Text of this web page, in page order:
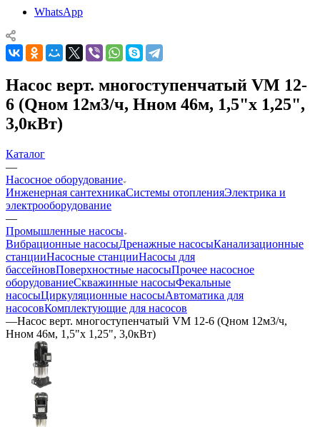
WhatsApp
Насос верт. многоступенчатый VM 12-
6 (Qном 12м3/ч, Нном 46м, 1,5"x 1,25",
3,0кВт)
Каталог
—
Насосное оборудование
Инженерная сантехникаСистемы отопленияЭлектрика и
электрооборудование
—
Промышленные насосы
Вибрационные насосыДренажные насосыКанализационные
станцииНасосные станцииНасосы для
бассейновПоверхностные насосыПрочее насосное
оборудованиеСкважинные насосыФекальные
насосыЦиркуляционные насосыАвтоматика для
насосовКомплектующие для насосов
—Насос верт. многоступенчатый VM 12-6 (Qном 12м3/ч,
Нном 46м, 1,5"x 1,25", 3,0кВт)